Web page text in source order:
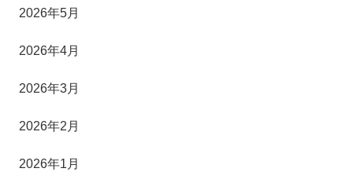
2026年5月
2026年4月
2026年3月
2026年2月
2026年1月